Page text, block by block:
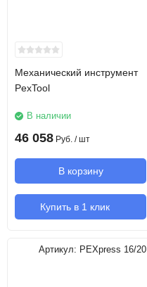
Механический инструмент
PexTool
В наличии
46 058 Руб. / шт
В корзину
Купить в 1 клик
Артикул: PEXpress 16/20